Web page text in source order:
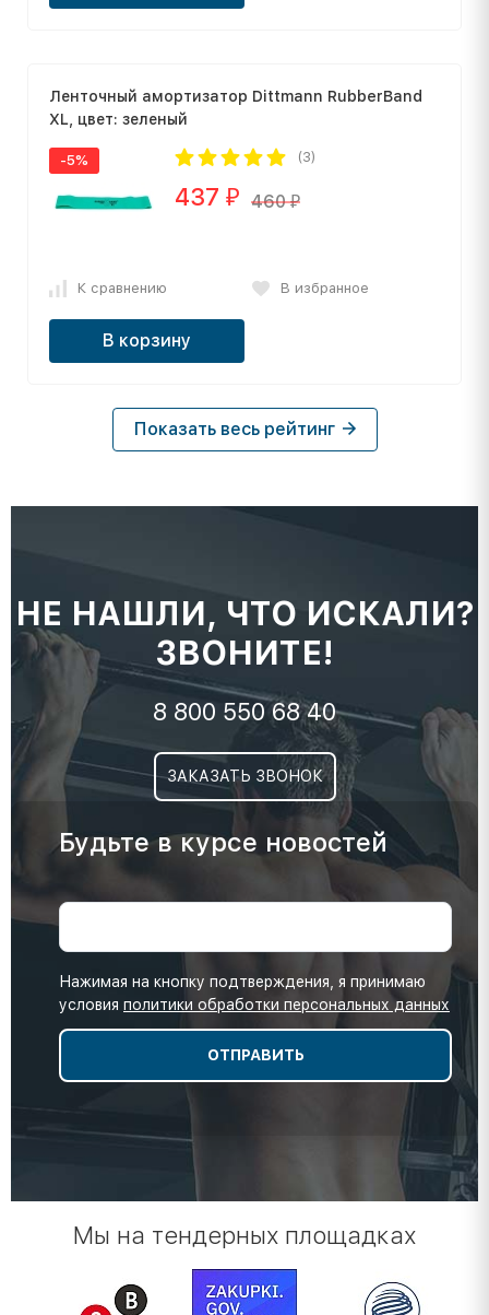
Ленточный амортизатор Dittmann RubberBand
XL, цвет: зеленый
-5% (3)
437 ₽ 460₽
К сравнению В избранное
В корзину
Показать весь рейтинг
НЕ НАШЛИ, ЧТО ИСКАЛИ?
ЗВОНИТЕ!
8 800 550 68 40
ЗАКАЗАТЬ ЗВОНОК
Будьте в курсе новостей
Нажимая на кнопку подтверждения, я принимаю
условия политики обработки персональных данных
Мы на тендерных площадках